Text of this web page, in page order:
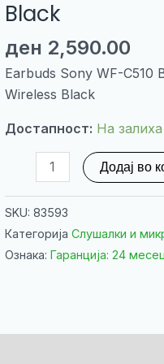
Black
ден 2,590.00
Earbuds Sony WF-C510
Wireless Black
Достапност: На залиха
Earbuds
Sony
Bluetooth
количина
Додај во
SKU: 83593
Категорија Слушалки и
Ознака: Гаранција: 24